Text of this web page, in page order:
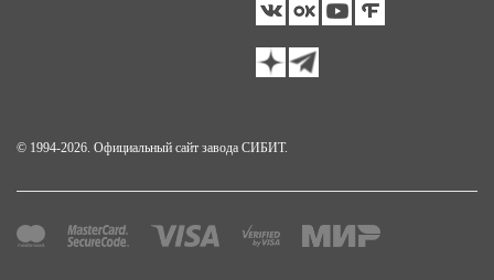
© 1994-2026. Официальный сайт завода СИБИТ.